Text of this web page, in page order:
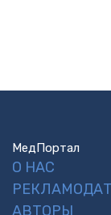
МедПортал
О НАС
АВТОРЫ